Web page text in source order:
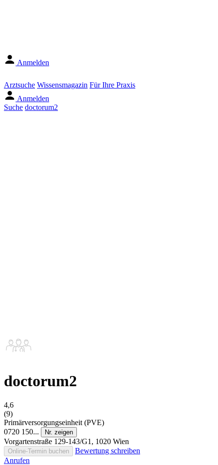
Anmelden
Arztsuche Wissensmagazin Für Ihre Praxis
Anmelden
Suche doctorum2
doctorum2
4,6
(9)
Primärversorgungseinheit (PVE)
0720 150...
Nr. zeigen
Vorgartenstraße 129-143/G1, 1020 Wien
Online-Termin buchen
Bewertung schreiben
Anrufen